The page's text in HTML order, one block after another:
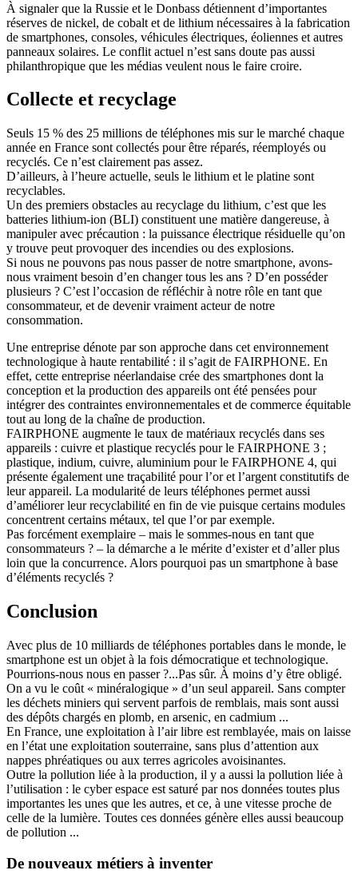
À signaler que la Russie et le Donbass détiennent d’importantes
réserves de nickel, de cobalt et de lithium nécessaires à la fabrication
de smartphones, consoles, véhicules électriques, éoliennes et autres
panneaux solaires. Le conflit actuel n’est sans doute pas aussi
philanthropique que les médias veulent nous le faire croire.
Collecte et recyclage
Seuls 15 % des 25 millions de téléphones mis sur le marché chaque
année en France sont collectés pour être réparés, réemployés ou
recyclés. Ce n’est clairement pas assez.
D’ailleurs, à l’heure actuelle, seuls le lithium et le platine sont
recyclables.
Un des premiers obstacles au recyclage du lithium, c’est que les
batteries lithium-ion (BLI) constituent une matière dangereuse, à
manipuler avec précaution : la puissance électrique résiduelle qu’on
y trouve peut provoquer des incendies ou des explosions.
Si nous ne pouvons pas nous passer de notre smartphone, avons-
nous vraiment besoin d’en changer tous les ans ? D’en posséder
plusieurs ? C’est l’occasion de réfléchir à notre rôle en tant que
consommateur, et de devenir vraiment acteur de notre
consommation.
Une entreprise dénote par son approche dans cet environnement
technologique à haute rentabilité : il s’agit de FAIRPHONE. En
effet, cette entreprise néerlandaise crée des smartphones dont la
conception et la production des appareils ont été pensées pour
intégrer des contraintes environnementales et de commerce équitable
tout au long de la chaîne de production.
FAIRPHONE augmente le taux de matériaux recyclés dans ses
appareils : cuivre et plastique recyclés pour le FAIRPHONE 3 ;
plastique, indium, cuivre, aluminium pour le FAIRPHONE 4, qui
présente également une traçabilité pour l’or et l’argent constitutifs de
leur appareil. La modularité de leurs téléphones permet aussi
d’améliorer leur recyclabilité en fin de vie puisque certains modules
concentrent certains métaux, tel que l’or par exemple.
Pas forcément exemplaire – mais le sommes-nous en tant que
consommateurs ? – la démarche a le mérite d’exister et d’aller plus
loin que la concurrence. Alors pourquoi pas un smartphone à base
d’éléments recyclés ?
Conclusion
Avec plus de 10 milliards de téléphones portables dans le monde, le
smartphone est un objet à la fois démocratique et technologique.
Pourrions-nous nous en passer ?...Pas sûr. À moins d’y être obligé.
On a vu le coût « minéralogique » d’un seul appareil. Sans compter
les déchets miniers qui servent parfois de remblais, mais sont aussi
des dépôts chargés en plomb, en arsenic, en cadmium ...
En France, une exploitation à l’air libre est remblayée, mais on laisse
en l’état une exploitation souterraine, sans plus d’attention aux
nappes phréatiques ou aux terres agricoles avoisinantes.
Outre la pollution liée à la production, il y a aussi la pollution liée à
l’utilisation : le cyber espace est saturé par nos données toutes plus
importantes les unes que les autres, et ce, à une vitesse proche de
celle de la lumière. Toutes ces données génère elles aussi beaucoup
de pollution ...
De nouveaux métiers à inventer